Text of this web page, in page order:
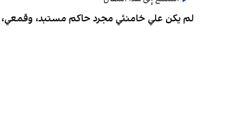
لم يكن علي خامنئي مجرد حاكم مستبد، وقمعي،